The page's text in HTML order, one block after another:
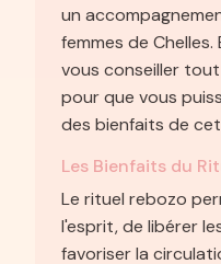
un
femmes de
vous conseiller
pour que vous
des bienfaits de
Les Bienfaits du
Le rituel rebozo
l'esprit, de libérer
favoriser la